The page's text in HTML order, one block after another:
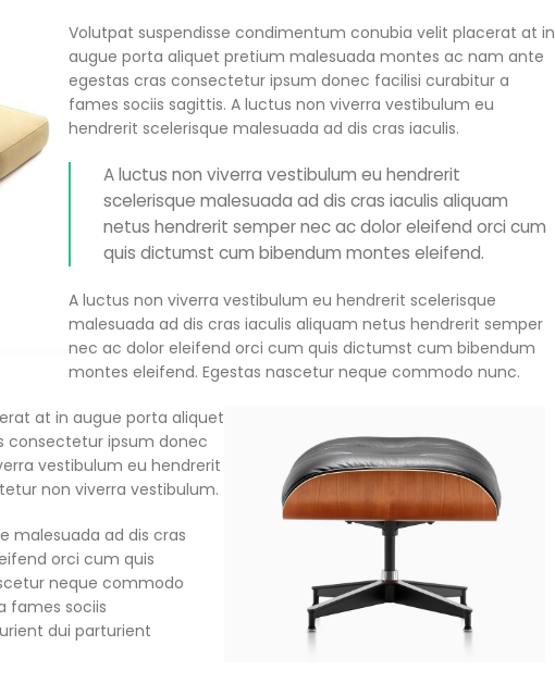
Volutpat suspendisse condimentum conubia velit placerat at in
augue porta aliquet pretium malesuada montes ac nam ante
egestas cras consectetur ipsum donec facilisi curabitur a
fames sociis sagittis. A luctus non viverra vestibulum eu
hendrerit scelerisque malesuada ad dis cras iaculis.
A luctus non viverra vestibulum eu hendrerit
scelerisque malesuada ad dis cras iaculis aliquam
netus hendrerit semper nec ac dolor eleifend orci cum
quis dictumst cum bibendum montes eleifend.
A luctus non viverra vestibulum eu hendrerit scelerisque
malesuada ad dis cras iaculis aliquam netus hendrerit semper
nec ac dolor eleifend orci cum quis dictumst cum bibendum
montes eleifend. Egestas nascetur neque commodo nunc.
at in augue porta aliquet
consectetur ipsum donec
vestibulum eu hendrerit
non viverra vestibulum.
malesuada ad dis cras
orci cum quis
neque commodo
fames sociis
dui parturient